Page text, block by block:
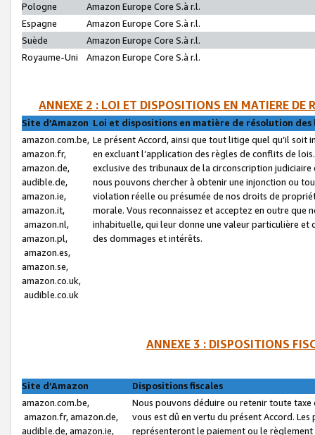
Pologne
Amazon Europe Core S.à r.l.
Espagne
Amazon Europe Core S.à r.l.
Suède
Amazon Europe Core S.à r.l.
Royaume-Uni
Amazon Europe Core S.à r.l.
ANNEXE 2 : LOI ET DISPOSITIONS EN MATIERE DE
Site d’Amazon Loi et dispositions en matière de résolution
amazon.com.be,
amazon.fr,
amazon.de,
audible.de,
amazon.ie,
amazon.it,
amazon.nl,
amazon.pl,
amazon.es,
amazon.se,
amazon.co.uk,
audible.co.uk
Le présent Accord, ainsi que tout litige quel qu’il soit
en excluant l’application des règles de conflits de
exclusive des tribunaux de la circonscription
nous pouvons chercher à obtenir une injonction ou
violation réelle ou présumée de nos droits de
morale. Vous reconnaissez et acceptez en outre que
inhabituelle, qui leur donne une valeur particulière
des dommages et intérêts.
ANNEXE 3 : DISPOSITIONS
Site d’Amazon
Dispositions fiscales
amazon.com.be,
amazon.fr, amazon.de,
audible.de, amazon.ie,
Nous pouvons déduire ou retenir toute
vous est dû en vertu du présent Accord.
représenteront le paiement ou le